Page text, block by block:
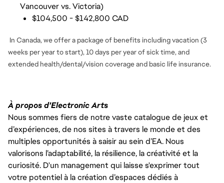
Vancouver vs. Victoria)
$104,500 - $142,800 CAD
In Canada, we offer a package of benefits including vacation (3
weeks per year to start), 10 days per year of sick time, and
extended health/dental/vision coverage and basic life insurance.
À propos d'Electronic Arts
Nous sommes fiers de notre vaste catalogue de jeux et
d’expériences, de nos sites à travers le monde et des
multiples opportunités à saisir au sein d’EA. Nous
valorisons l’adaptabilité, la résilience, la créativité et la
curiosité. D'un management qui laisse s'exprimer tout
votre potentiel à la création d’espaces dédiés à